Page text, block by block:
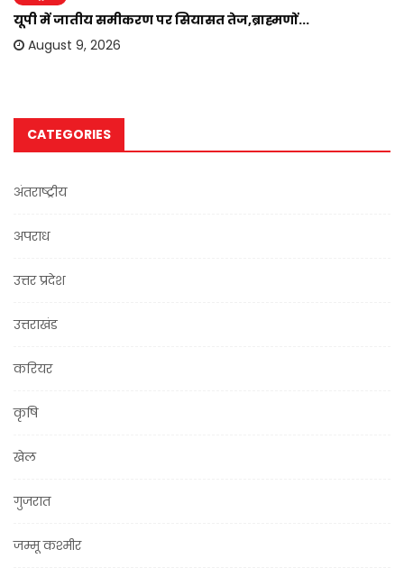
यूपी में जातीय समीकरण पर सियासत तेज,ब्राह्मणों...
August 9, 2026
CATEGORIES
अंतराष्ट्रीय
अपराध
उत्तर प्रदेश
उत्तराखंड
करियर
कृषि
खेल
गुजरात
जम्मू कश्मीर